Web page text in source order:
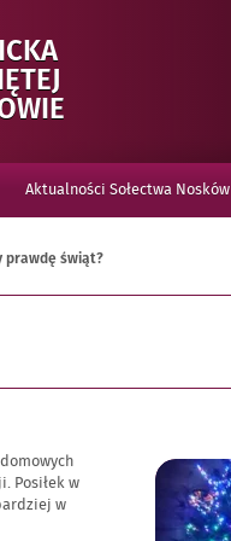
MAGIĘ
CZY
PRAWDĘ
ŚWIĄT?
Aktualności Sołectwa Nosków
prawdę świąt?
Powiększ
obraz
Posiłek w
w